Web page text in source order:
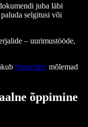
juba läbi
selgitusi või
– uurimustööde,
Speechify mõlemad
õppimine